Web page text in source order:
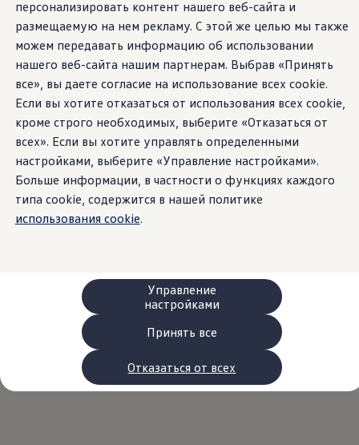
персонализировать контент нашего веб-сайта и
размещаемую на нем рекламу. С этой же целью мы также
можем передавать информацию об использовании
нашего веб-сайта нашим партнерам. Выбрав «Принять
все», вы даете согласие на использование всех cookie.
Если вы хотите отказаться от использования всех cookie,
кроме строго необходимых, выберите «Отказаться от
всех». Если вы хотите управлять определенными
настройками, выберите «Управление настройками».
Больше информации, в частности о функциях каждого
типа cookie, содержится в нашей политике
использования cookie.
Принять все
Отказаться от всех
Управление
настройками
Обновления (Upgrades)
Car-Net
App-Connect
Fleet Interface Data
O Volkswagen
Получи больше
Владельцы и услуги
Сервис и запчасти
Преимущества Volkswagen
Техобслуживание
Ремонт и проверки
Моторное масло и технические жидкости
Колеса и шины
Помощь при авариях и поломках
Обслуживание автомобилей
Аксессуары
Персонализация
Настенная зарядная станция и кабели для
Важная информация для клиентов
Переработка и возврат продукции
Кампании по отзыву автомобилей
Предупредительные и контрольные
Обновления программного обеспечения
Обновления программного обеспечения для